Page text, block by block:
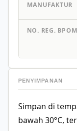
MANUFAKTUR
NO. REG. BPOM
PENYIMPANAN
Simpan di
bawah 30°C,